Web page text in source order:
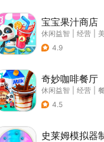
宝宝果汁商店
休闲益智 经营
4.9
奇妙咖啡餐厅
休闲益智 经营
4.5
史莱姆模拟器